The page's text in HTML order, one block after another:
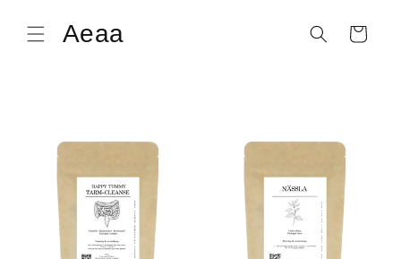
till
innehållAeaa Varukorg